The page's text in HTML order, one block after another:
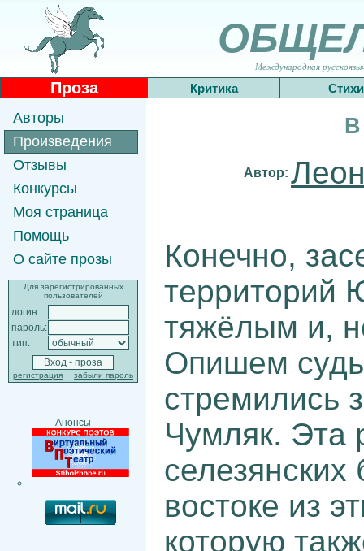
Международная
Проза Критика Стихи
Авторы
Произведения
Отзывы
Конкурсы
Моя страница
Помощь
О сайте прозы
Для зарегистрированных
пользователей
логин:
пароль:
тип:
регистрация забыли пароль
Анонсы
В
Автор:
Конечно,
территорий
тяжёлым и,
Опишем
стремились
Чумляк. Эта
востоке из
которую